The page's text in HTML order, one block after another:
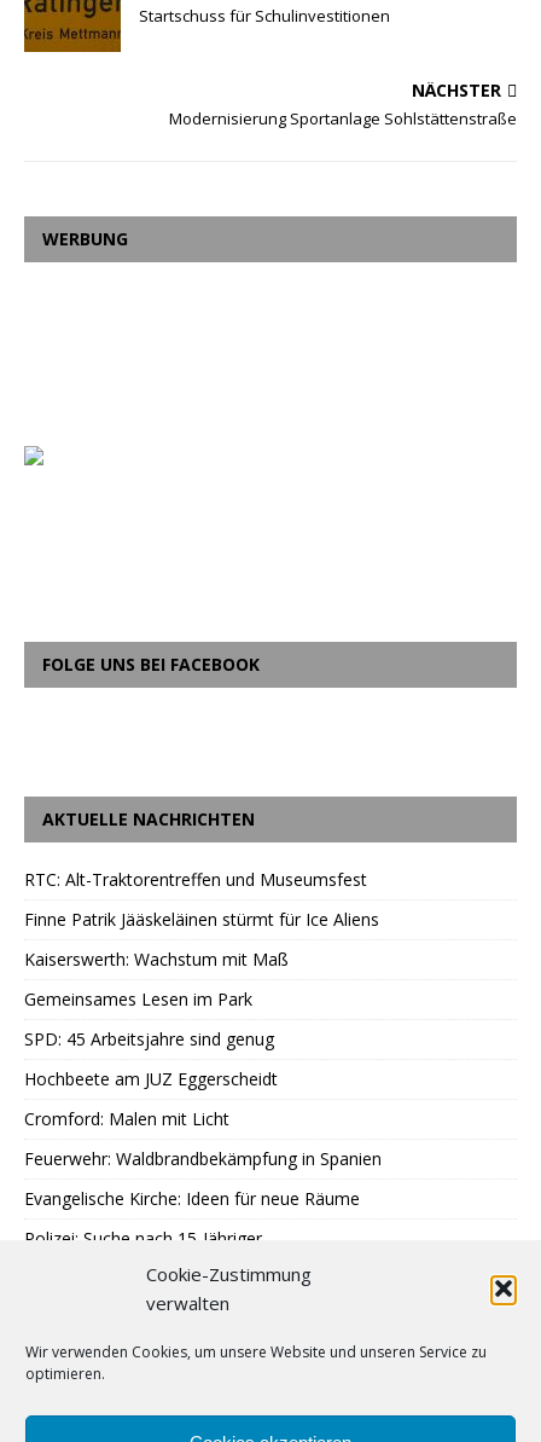
Cookie-Zustimmung
verwalten
Wir verwenden Cookies, um unsere Website und unseren Service zu
optimieren.
Startschuss für Schulinvestitionen
NÄCHSTER
Modernisierung Sportanlage Sohlstättenstraße
WERBUNG
FOLGE UNS BEI FACEBOOK
AKTUELLE NACHRICHTEN
RTC: Alt-Traktorentreffen und Museumsfest
Finne Patrik Jääskeläinen stürmt für Ice Aliens
Kaiserswerth: Wachstum mit Maß
Gemeinsames Lesen im Park
SPD: 45 Arbeitsjahre sind genug
Hochbeete am JUZ Eggerscheidt
Cromford: Malen mit Licht
Feuerwehr: Waldbrandbekämpfung in Spanien
Evangelische Kirche: Ideen für neue Räume
Polizei: Suche nach 15-Jähriger
A40: Nach Fahrzeugbrand Sperrung
MercatorJazz im September
Breitscheid feiert 13. Schlossfest
SPD: Trauer um Klaus Hänsch